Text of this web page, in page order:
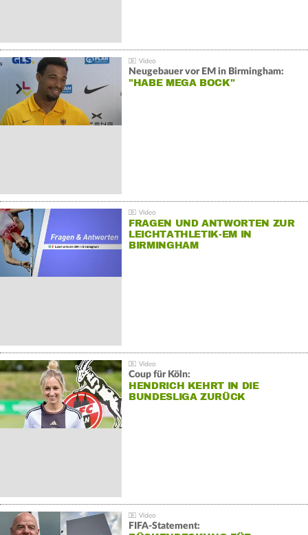
Neugebauer vor EM in Birmingham:
"HABE MEGA BOCK"
FRAGEN UND ANTWORTEN ZUR
LEICHTATHLETIK-EM IN
BIRMINGHAM
Coup für Köln:
HENDRICH KEHRT IN DIE
BUNDESLIGA ZURÜCK
FIFA-Statement: